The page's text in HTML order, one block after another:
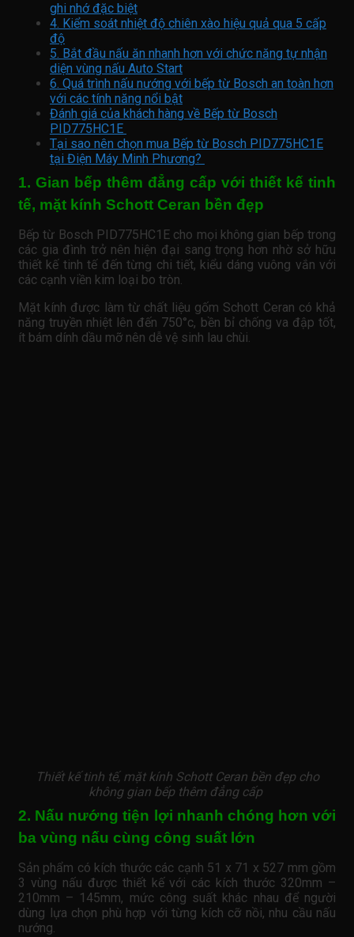
ghi nhớ đặc biệt
4. Kiểm soát nhiệt độ chiên xào hiệu quả qua 5 cấp
độ
5. Bắt đầu nấu ăn nhanh hơn với chức năng tự nhận
diện vùng nấu Auto Start
6. Quá trình nấu nướng với bếp từ Bosch an toàn hơn
với các tính năng nổi bật
Đánh giá của khách hàng về Bếp từ Bosch
PID775HC1E
Tại sao nên chọn mua Bếp từ Bosch PID775HC1E
tại Điện Máy Minh Phương?
1. Gian bếp thêm đẳng cấp với thiết kế tinh
tế, mặt kính Schott Ceran bền đẹp
Bếp từ Bosch PID775HC1E cho mọi không gian bếp trong
các gia đình trở nên hiện đại sang trọng hơn nhờ sở hữu
thiết kế tinh tế đến từng chi tiết, kiểu dáng vuông vắn với
các cạnh viền kim loại bo tròn.
Mặt kính được làm từ chất liệu gốm Schott Ceran có khả
năng truyền nhiệt lên đến 750°c, bền bỉ chống va đập tốt,
ít bám dính dầu mỡ nên dễ vệ sinh lau chùi.
Thiết kế tinh tế, mặt kính Schott Ceran bền đẹp cho
không gian bếp thêm đẳng cấp
2. Nấu nướng tiện lợi nhanh chóng hơn với
ba vùng nấu cùng công suất lớn
Sản phẩm có kích thước các cạnh 51 x 71 x 527 mm gồm
3 vùng nấu được thiết kế với các kích thước 320mm –
210mm – 145mm, mức công suất khác nhau để người
dùng lựa chọn phù hợp với từng kích cỡ nồi, nhu cầu nấu
nướng.